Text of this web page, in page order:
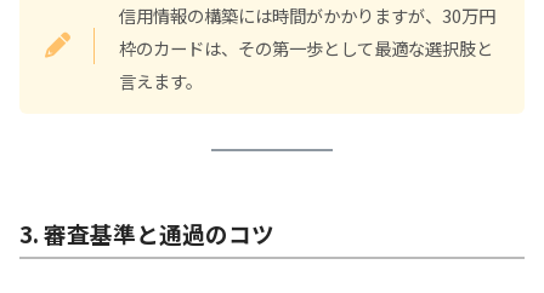
信用情報の構築には時間がかかりますが、30万円
枠のカードは、その第一歩として最適な選択肢と
言えます。
3. 審査基準と通過のコツ